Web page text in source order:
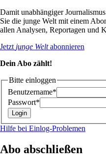
Damit unabhängiger
Sie die junge Welt mit einem
allen Analysen, Reportagen und
Jetzt junge Weltabonnieren
Dein Abo zählt!
Bitte einloggen
Benutzername*
Passwort*
Hilfe bei Einlog-Problemen
Abo abschließen